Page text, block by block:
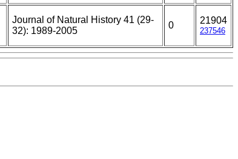
Journal of Natural History 41 (29-
32): 1989-2005
0 21904
237546